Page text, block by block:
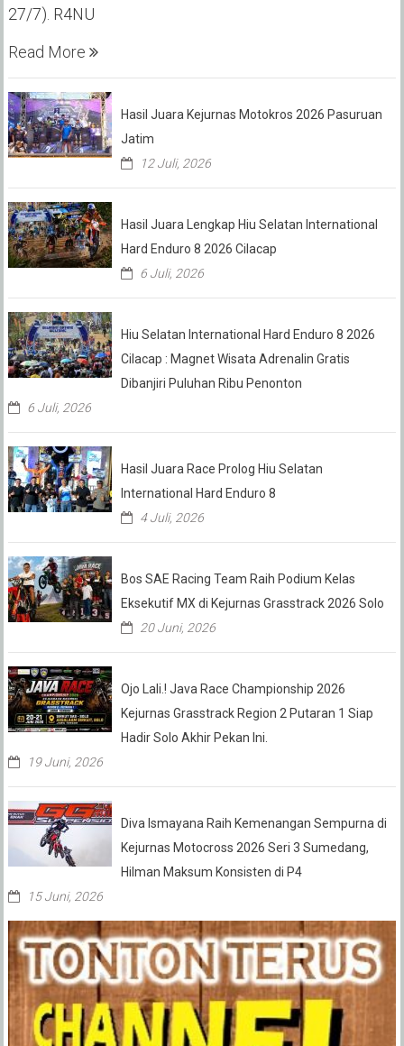
27/7). R4NU
Read More
Hasil Juara Kejurnas Motokros 2026 Pasuruan
Jatim
12 Juli, 2026
Hasil Juara Lengkap Hiu Selatan International
Hard Enduro 8 2026 Cilacap
6 Juli, 2026
Hiu Selatan International Hard Enduro 8 2026
Cilacap : Magnet Wisata Adrenalin Gratis
Dibanjiri Puluhan Ribu Penonton
6 Juli, 2026
Hasil Juara Race Prolog Hiu Selatan
International Hard Enduro 8
4 Juli, 2026
Bos SAE Racing Team Raih Podium Kelas
Eksekutif MX di Kejurnas Grasstrack 2026 Solo
20 Juni, 2026
Ojo Lali.! Java Race Championship 2026
Kejurnas Grasstrack Region 2 Putaran 1 Siap
Hadir Solo Akhir Pekan Ini.
19 Juni, 2026
Diva Ismayana Raih Kemenangan Sempurna di
Kejurnas Motocross 2026 Seri 3 Sumedang,
Hilman Maksum Konsisten di P4
15 Juni, 2026